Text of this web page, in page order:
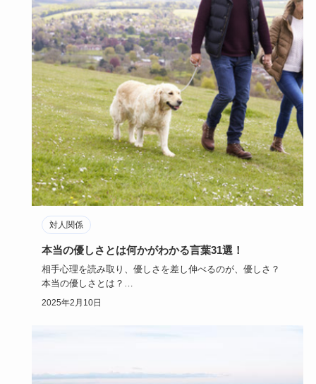
対人関係
本当の優しさとは何かがわかる言葉31選！
相手心理を読み取り、優しさを差し伸べるのが、優しさ？
本当の優しさとは？
具体的な言葉を例に、また、優しい男性（人）か…
2025年2月10日